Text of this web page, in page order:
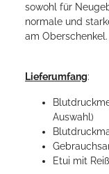
sowohl für
normale und
am Oberschenkel.
Lieferumfang:
Auswahl)
Etui mit